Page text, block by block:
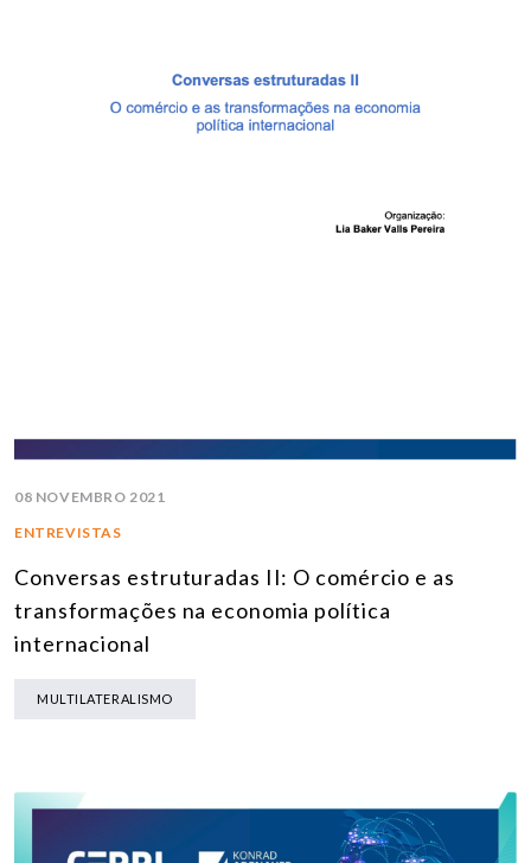
08 NOVEMBRO 2021
ENTREVISTAS
Conversas estruturadas II: O comércio e as
transformações na economia política
internacional
MULTILATERALISMO